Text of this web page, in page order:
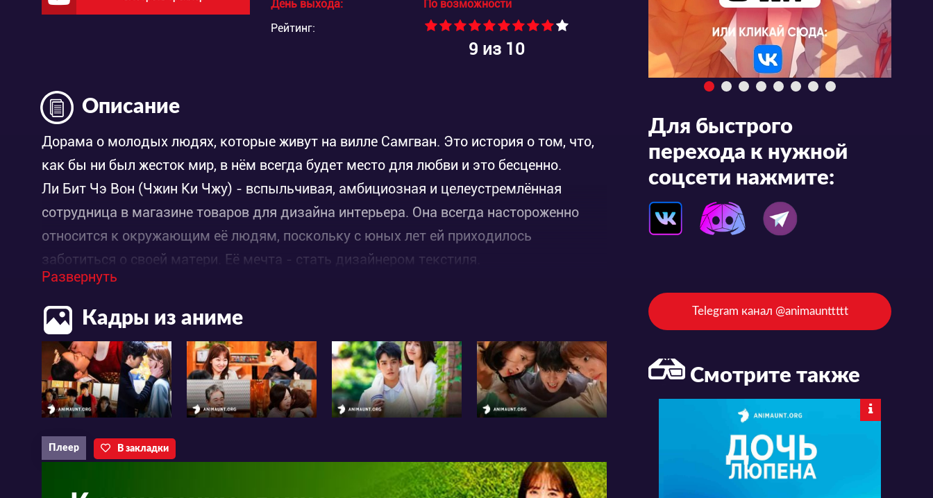
День выхода:
По возможности
Рейтинг:
9 из 10
Описание
Дорама о молодых людях, которые живут на вилле Самгван. Это история о том, что,
как бы ни был жесток мир, в нём всегда будет место для любви и это бесценно.
Ли Бит Чэ Вон (Чжин Ки Чжу) - вспыльчивая, амбициозная и целеустремлённая
сотрудница в магазине товаров для дизайна интерьера. Она всегда настороженно
относится к окружающим её людям, поскольку с юных лет ей приходилось
заботиться о своей матери. Её мечта - стать дизайнером текстиля.
Архитектор У Чжэ Хи (Ли Чан У) – прямолинейный человек, которого легко вывести
из себя, и в то же время его называют красивым, умным и настолько уверенным в
себе, что многие считают его высокомерным. Его отец У Чон Ху (Чон Бо Сок) -
генеральный директор крупной компании, но эти двое никогда не ладили, поэтому
после поступления в университет У Чжэ Хи начал жить самостоятельно, не получая
У Чжэ Хи и Ли Бит Чэ Вон впервые встречаются на месте реконструкции дома, и с
Развернуть
Кадры из аниме
Плеер В закладки
Для быстрого
перехода к нужной
соцсети нажмите:
Telegram канал @animaunttttt
Смотрите также